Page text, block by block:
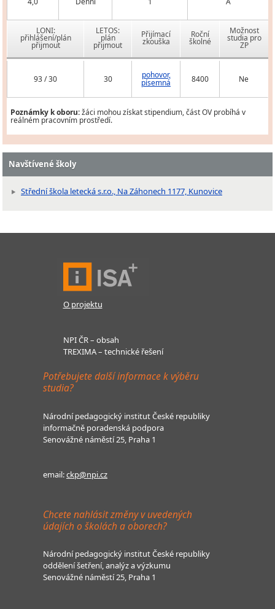
LONI:
přihlášení/plán
přijmout
LETOS:
plán
přijmout
Přijímací
zkouška
Roční
školné
Možnost
studia pro
ZP
93 / 30 30 pohovor,
písemná 8400 Ne
Poznámky k oboru:žáci mohou získat stipendium, část OV probíhá v
reálném pracovním prostředí.
Navštívené školy
Střední škola letecká s.r.o., Na Záhonech 1177, Kunovice
O projektu
NPI ČR – obsah
TREXIMA – technické řešení
Potřebujete další informace k výběru
studia?
Národní pedagogický institut České republiky
informačně poradenská podpora
Senovážné náměstí 25, Praha 1
email:ckp@npi.cz
Chcete nahlásit změny v uvedených
údajích o školách a oborech?
Národní pedagogický institut České republiky
oddělení šetření, analýz a výzkumu
Senovážné náměstí 25, Praha 1